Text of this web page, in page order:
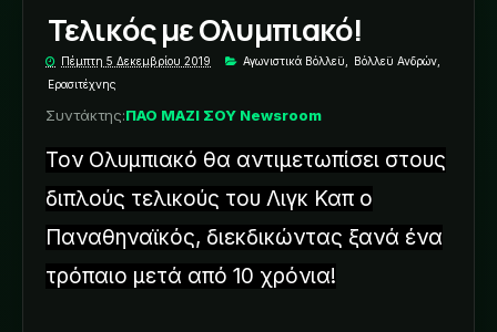
Τελικός με Ολυμπιακό!
Πέμπτη 5 Δεκεμβρίου 2019 Αγωνιστικά Βόλλεϋ Βόλλεϋ Ανδρών
Ερασιτέχνης
Συντάκτης:ΠΑΟ ΜΑΖΙ ΣΟΥ Newsroom
Τον Ολυμπιακό θα αντιμετωπίσει στους
διπλούς τελικούς του Λιγκ Καπ ο
Παναθηναϊκός, διεκδικώντας ξανά ένα
τρόπαιο μετά από 10 χρόνια!